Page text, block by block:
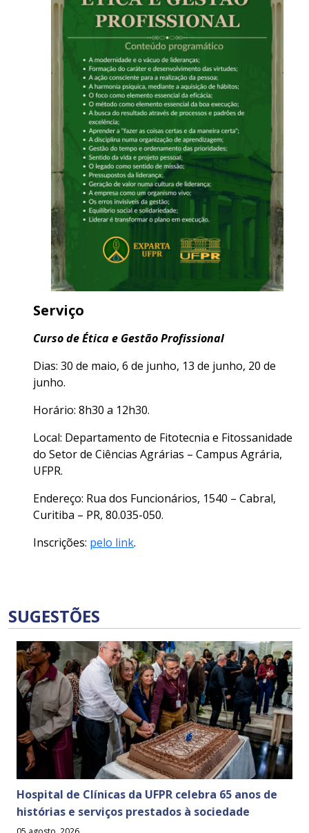
Serviço
Curso de Ética e Gestão Profissional
Dias: 30 de maio, 6 de junho, 13 de junho, 20 de
junho.
Horário: 8h30 a 12h30.
Local: Departamento de Fitotecnia e Fitossanidade
do Setor de Ciências Agrárias – Campus Agrária,
UFPR.
Endereço: Rua dos Funcionários, 1540 – Cabral,
Curitiba – PR, 80.035-050.
Inscrições: pelo link.
SUGESTÕES
Hospital de Clínicas da UFPR celebra 65 anos de
histórias e serviços prestados à sociedade